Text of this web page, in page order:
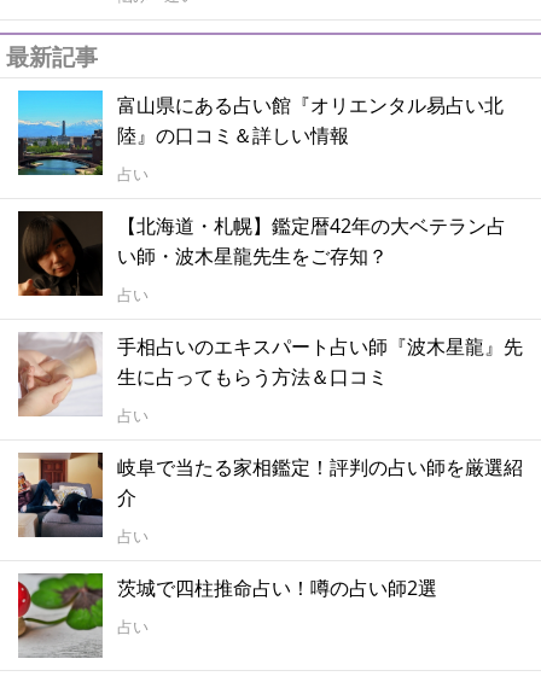
最新記事
富山県にある占い館『オリエンタル易占い北
陸』の口コミ＆詳しい情報
占い
【北海道・札幌】鑑定暦42年の大ベテラン占
い師・波木星龍先生をご存知？
占い
手相占いのエキスパート占い師『波木星龍』先
生に占ってもらう方法＆口コミ
占い
岐阜で当たる家相鑑定！評判の占い師を厳選紹
介
占い
茨城で四柱推命占い！噂の占い師2選
占い